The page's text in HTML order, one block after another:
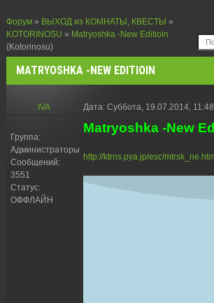
Форум » ВЫХОД из КОМНАТЫ, КВЕСТЫ »
KOTORINOSU » Matryoshka -New Editioin
(Kotorinosu)
MATRYOSHKA -NEW EDITIOIN
IVA Дата: Суббота, 19.07.2014,
Группа:
Администраторы
Сообщений:
3551
Статус:
ОФФЛАЙН
Matryoshka -New
http://ktrns.pya.jp/esc/